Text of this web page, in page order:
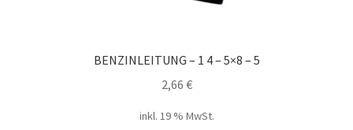
BENZINLEITUNG – 1 4 – 5×8 – 5
2,66 €
inkl. 19 % MwSt.